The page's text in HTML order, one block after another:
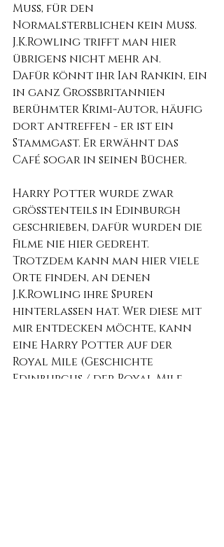
Muss, für den
Normalsterblichen kein Muss.
J.K.Rowling trifft man hier
übrigens nicht mehr an.
Dafür könnt ihr Ian Rankin, ein
in ganz Großbritannien
berühmter Krimi-Autor, häufig
dort antreffen - er ist ein
Stammgast. Er erwähnt das
Café sogar in seinen Bücher.
Harry Potter wurde zwar
größtenteils in Edinburgh
geschrieben, dafür wurden die
Filme nie hier gedreht.
Trotzdem kann man hier viele
Orte finden, an denen
J.K.Rowling ihre Spuren
hinterlassen hat. Wer diese mit
mir entdecken möchte, kann
eine Harry Potter auf der
Royal Mile (Geschichte
Edinburghs / der Royal Mile